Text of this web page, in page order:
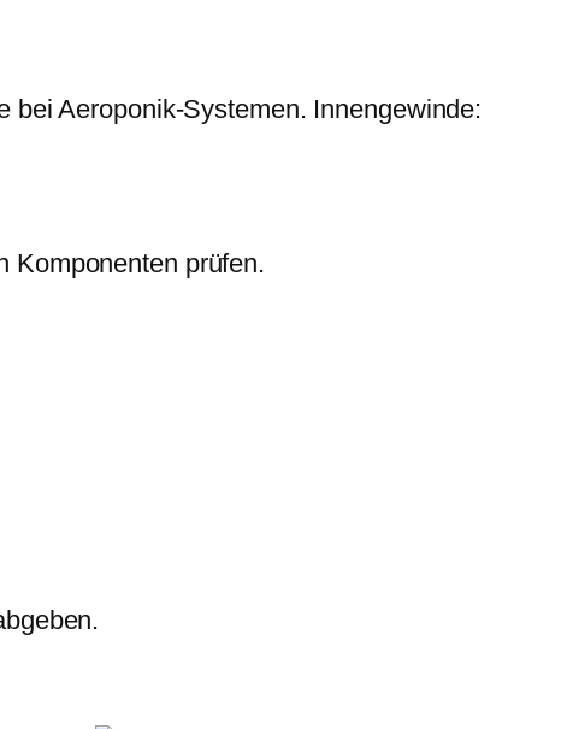
bei Aeroponik-Systemen. Innengewinde:
Komponenten prüfen.